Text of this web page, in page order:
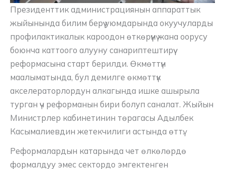
Президенттик администрациянын аппараттык
жыйынында билим берүү уюмдарында окуучуларды
профилактикалык кароодон өткөрүүнү жана оорусу
боюнча каттоого алууну санариптештирүү
реформасына старт берилди. Өкмөттүн
маалыматында, бул демилге өкмөттүк
акселераторлордун алкагында ишке ашырыла
турган үч реформанын бири болуп саналат. Жыйын
Министрлер кабинетинин төрагасы Адылбек
Касымалиевдин жетекчилиги астында өттү.
Реформалардын катарында чет өлкөлөрдө
формалдуу эмес сектордо эмгектенген